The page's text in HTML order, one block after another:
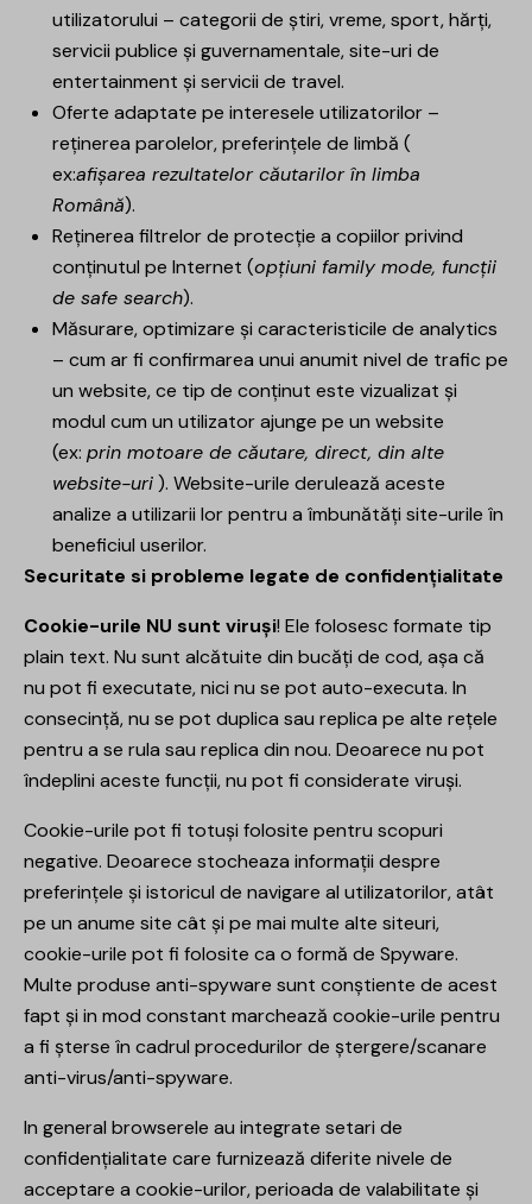
utilizatorului – categorii de știri, vreme, sport, hărți,
servicii publice și guvernamentale, site-uri de
entertainment și servicii de travel.
Oferte adaptate pe interesele utilizatorilor –
reținerea parolelor, preferințele de limbă (
ex:afișarea rezultatelor căutarilor în limba
Română).
Reținerea filtrelor de protecție a copiilor privind
conținutul pe Internet (opțiuni family mode, funcții
de safe search).
Măsurare, optimizare și caracteristicile de analytics
– cum ar fi confirmarea unui anumit nivel de trafic pe
un website, ce tip de conținut este vizualizat și
modul cum un utilizator ajunge pe un website
(ex: prin motoare de căutare, direct, din alte
website-uri). Website-urile derulează aceste
analize a utilizarii lor pentru a îmbunătăți site-urile în
beneficiul userilor.
Securitate si probleme legate de confidențialitate
Cookie-urile NU sunt viruși! Ele folosesc formate tip
plain text. Nu sunt alcătuite din bucăți de cod, așa că
nu pot fi executate, nici nu se pot auto-executa. In
consecință, nu se pot duplica sau replica pe alte rețele
pentru a se rula sau replica din nou. Deoarece nu pot
îndeplini aceste funcții, nu pot fi considerate viruși.
Cookie-urile pot fi totuși folosite pentru scopuri
negative. Deoarece stocheaza informații despre
preferințele și istoricul de navigare al utilizatorilor, atât
pe un anume site cât și pe mai multe alte siteuri,
cookie-urile pot fi folosite ca o formă de Spyware.
Multe produse anti-spyware sunt conștiente de acest
fapt și in mod constant marchează cookie-urile pentru
a fi șterse în cadrul procedurilor de ștergere/scanare
anti-virus/anti-spyware.
In general browserele au integrate setari de
confidențialitate care furnizează diferite nivele de
acceptare a cookie-urilor, perioada de valabilitate și